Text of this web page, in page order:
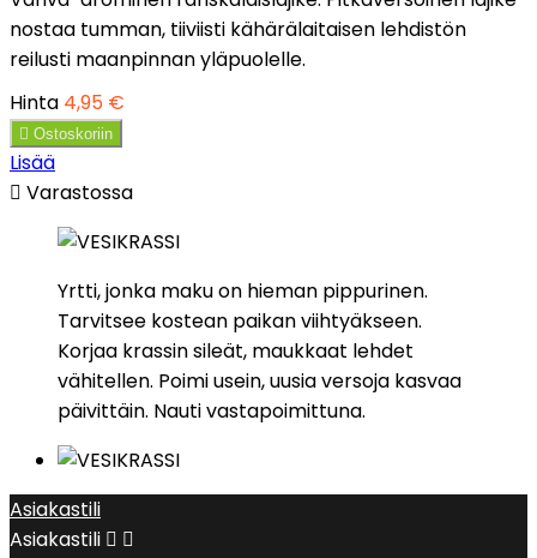
nostaa tumman, tiiviisti kähärälaitaisen lehdistön
reilusti maanpinnan yläpuolelle.
Hinta 4,95 €
 Ostoskoriin
Lisää
 Varastossa
Yrtti, jonka maku on hieman pippurinen.
Tarvitsee kostean paikan viihtyäkseen.
Korjaa krassin sileät, maukkaat lehdet
vähitellen. Poimi usein, uusia versoja kasvaa
päivittäin. Nauti vastapoimittuna.
Asiakastili
Asiakastili  